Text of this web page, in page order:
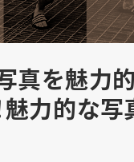
写真を魅力
魅力的な